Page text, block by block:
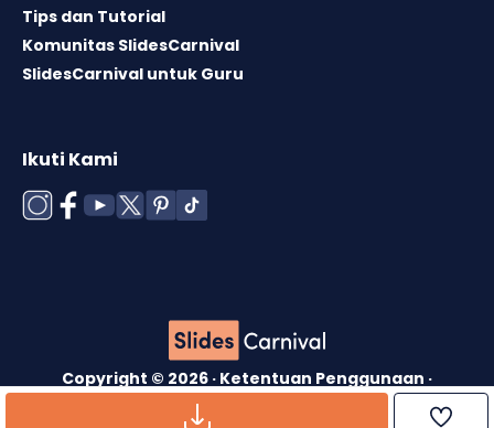
Tips dan Tutorial
Komunitas SlidesCarnival
SlidesCarnival untuk Guru
Ikuti Kami
Copyright © 2026 · Ketentuan Penggunaan ·
·
Kebijakan